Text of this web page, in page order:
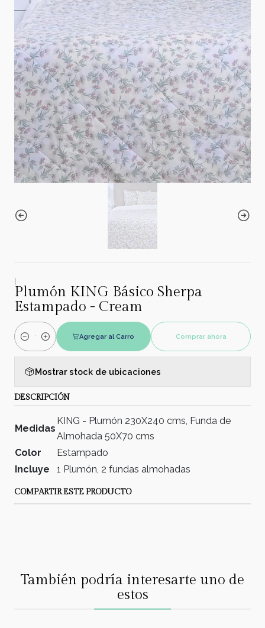
|
Plumón KING Básico Sherpa
Estampado - Cream
Cantidad
Agregar al Carro Comprar ahora
Mostrar stock de ubicaciones
DESCRIPCIÓN
Medidas
KING - Plumón 230X240 cms, Funda de
Almohada 50X70 cms
Color
Estampado
Incluye
1 Plumón, 2 fundas almohadas
COMPARTIR ESTE PRODUCTO
También podría interesarte uno de
estos